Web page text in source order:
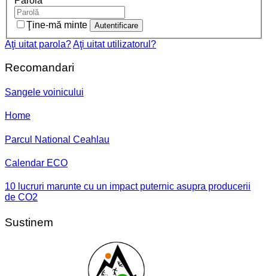
Ţine-mă minte
Aţi uitat parola?Aţi uitat utilizatorul?
Recomandari
Sangele voinicului
Home
Parcul National Ceahlau
Calendar ECO
10 lucruri marunte cu un impact puternic asupra producerii
de CO2
Sustinem